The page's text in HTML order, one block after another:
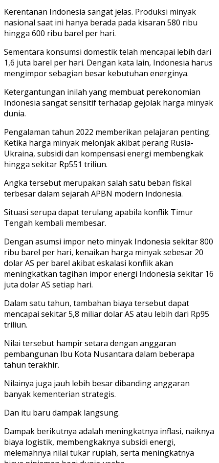
Kerentanan Indonesia sangat jelas. Produksi minyak
nasional saat ini hanya berada pada kisaran 580 ribu
hingga 600 ribu barel per hari.
Sementara konsumsi domestik telah mencapai lebih dari
1,6 juta barel per hari. Dengan kata lain, Indonesia harus
mengimpor sebagian besar kebutuhan energinya.
Ketergantungan inilah yang membuat perekonomian
Indonesia sangat sensitif terhadap gejolak harga minyak
dunia.
Pengalaman tahun 2022 memberikan pelajaran penting.
Ketika harga minyak melonjak akibat perang Rusia-
Ukraina, subsidi dan kompensasi energi membengkak
hingga sekitar Rp551 triliun.
Angka tersebut merupakan salah satu beban fiskal
terbesar dalam sejarah APBN modern Indonesia.
Situasi serupa dapat terulang apabila konflik Timur
Tengah kembali membesar.
Dengan asumsi impor neto minyak Indonesia sekitar 800
ribu barel per hari, kenaikan harga minyak sebesar 20
dolar AS per barel akibat eskalasi konflik akan
meningkatkan tagihan impor energi Indonesia sekitar 16
juta dolar AS setiap hari.
Dalam satu tahun, tambahan biaya tersebut dapat
mencapai sekitar 5,8 miliar dolar AS atau lebih dari Rp95
triliun.
Nilai tersebut hampir setara dengan anggaran
pembangunan Ibu Kota Nusantara dalam beberapa
tahun terakhir.
Nilainya juga jauh lebih besar dibanding anggaran
banyak kementerian strategis.
Dan itu baru dampak langsung.
Dampak berikutnya adalah meningkatnya inflasi, naiknya
biaya logistik, membengkaknya subsidi energi,
melemahnya nilai tukar rupiah, serta meningkatnya